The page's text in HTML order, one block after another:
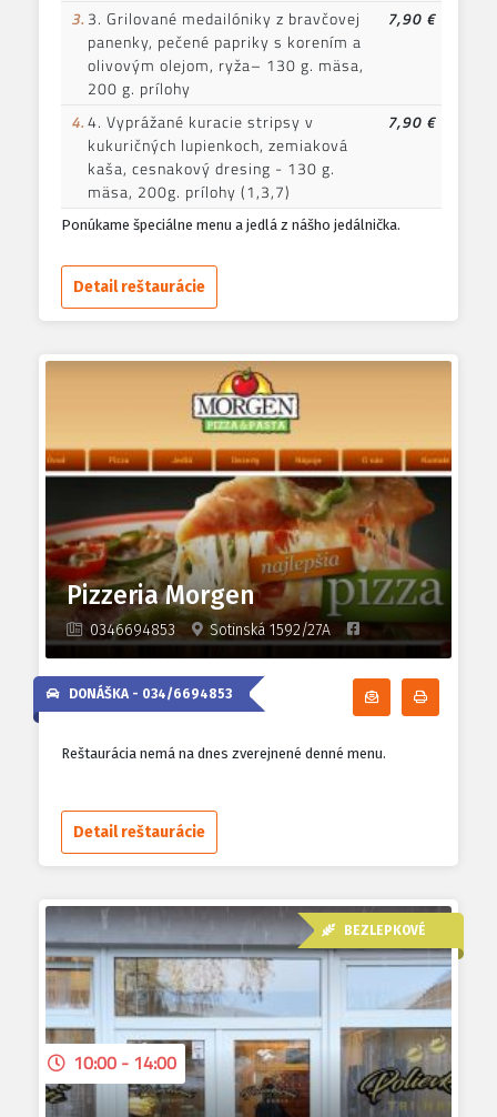
3. 3. Grilované medailóniky z bravčovej
panenky, pečené papriky s korením a
olivovým olejom, ryža– 130 g. mäsa,
200 g. prílohy
7,90 €
4.4. Vyprážané kuracie stripsy v
kukuričných lupienkoch, zemiaková
kaša, cesnakový dresing - 130 g.
mäsa, 200g. prílohy (1,3,7)
7,90 €
Ponúkame špeciálne menu a jedlá z nášho jedálnička.
Detail reštaurácie
Pizzeria Morgen
0346694853 Sotinská 1592/27A
Odoberať
DONÁŠKA - 034/6694853
Reštaurácia nemá na dnes zverejnené denné menu.
Detail reštaurácie
BEZLEPKOVÉ
10:00 - 14:00